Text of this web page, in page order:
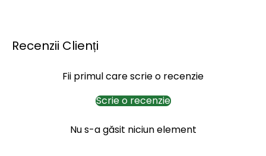
Recenzii Clienți
Fii primul care scrie o recenzie
Scrie o recenzie
Nu s-a găsit niciun element